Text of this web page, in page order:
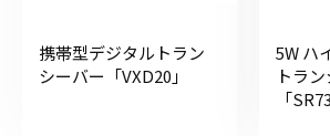
携帯型デジタルトラン
シーバー「VXD20」
5W ハ
トラ
「